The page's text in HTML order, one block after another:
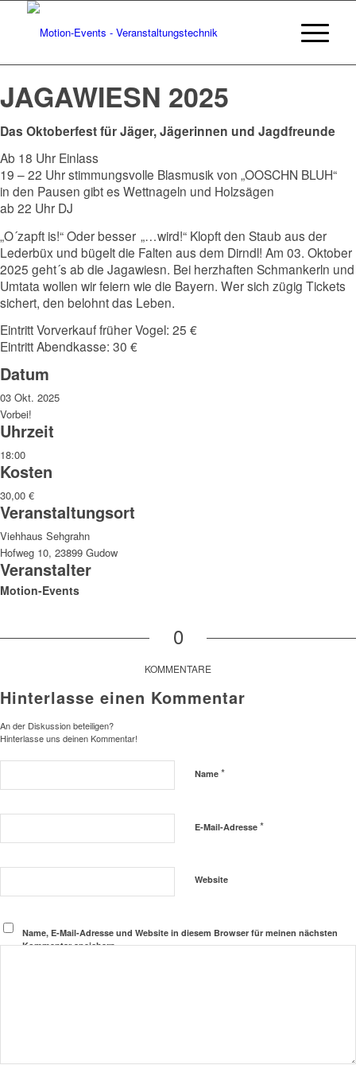
JAGAWIESN 2025
Das Oktoberfest für Jäger, Jägerinnen und Jagdfreunde
Ab 18 Uhr Einlass
19 – 22 Uhr stimmungsvolle Blasmusik von „OOSCHN BLUH“
in den Pausen gibt es Wettnageln und Holzsägen
ab 22 Uhr DJ
„O´zapft is!“ Oder besser „…wird!“ Klopft den Staub aus der
Lederbüx und bügelt die Falten aus dem Dirndl! Am 03. Oktober
2025 geht´s ab die Jagawiesn. Bei herzhaften Schmankerln und
Umtata wollen wir feiern wie die Bayern. Wer sich zügig Tickets
sichert, den belohnt das Leben.
Eintritt Vorverkauf früher Vogel: 25 €
Eintritt Abendkasse: 30 €
Datum
03 Okt. 2025
Vorbei!
Uhrzeit
18:00
Kosten
30,00 €
Veranstaltungsort
Viehhaus Sehgrahn
Hofweg 10, 23899 Gudow
Veranstalter
Motion-Events
0
KOMMENTARE
Hinterlasse einen Kommentar
An der Diskussion beteiligen?
Hinterlasse uns deinen Kommentar!
Name *
E-Mail-Adresse *
Website
Name, E-Mail-Adresse und Website in diesem Browser für meinen nächsten
Kommentar speichern.